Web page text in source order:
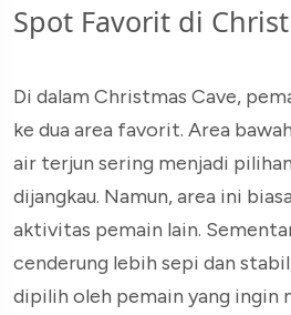
Spot Favorit di
Di dalam Christmas Cave,
ke dua area favorit. Area
air terjun sering menjadi
dijangkau. Namun, area ini
aktivitas pemain lain.
cenderung lebih sepi dan
dipilih oleh pemain yang ingin